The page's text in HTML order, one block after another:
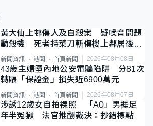
黃大仙上邨傷人及自殺案 疑噪音問題
動殺機 死者持菜刀斬傷樓上鄰居後墮
斃
新聞資訊 港聞 首頁新聞 2026年08月08日
43歲主婦墮內地公安電騙陷阱 分81次
轉賬「保證金」損失近6900萬元
新聞資訊 港聞 首頁新聞 2026年08月07日
涉誘12歲女自拍祼照 「A0」男捱足
年半冤獄 法官推翻裁決：抄錯標點